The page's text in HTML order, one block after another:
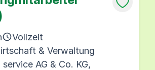
Vollzeit
& Verwaltung
AG & Co. KG,